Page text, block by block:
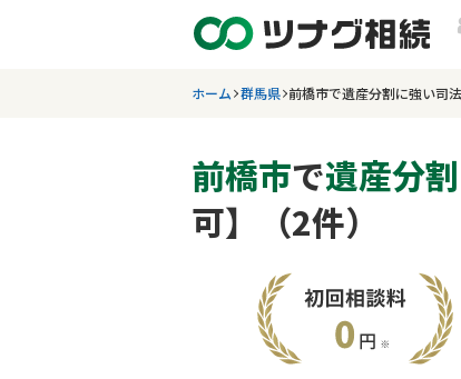
ホーム 群馬県 前橋市で遺産分割に強い司
前橋市で遺産分割
可】（2件）